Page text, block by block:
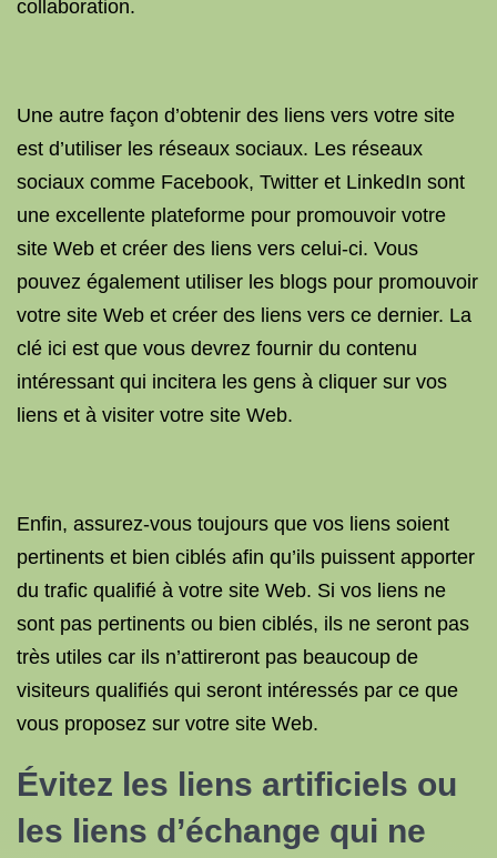
collaboration.
Une autre façon d’obtenir des liens vers votre site
est d’utiliser les réseaux sociaux. Les réseaux
sociaux comme Facebook, Twitter et LinkedIn sont
une excellente plateforme pour promouvoir votre
site Web et créer des liens vers celui-ci. Vous
pouvez également utiliser les blogs pour promouvoir
votre site Web et créer des liens vers ce dernier. La
clé ici est que vous devrez fournir du contenu
intéressant qui incitera les gens à cliquer sur vos
liens et à visiter votre site Web.
Enfin, assurez-vous toujours que vos liens soient
pertinents et bien ciblés afin qu’ils puissent apporter
du trafic qualifié à votre site Web. Si vos liens ne
sont pas pertinents ou bien ciblés, ils ne seront pas
très utiles car ils n’attireront pas beaucoup de
visiteurs qualifiés qui seront intéressés par ce que
vous proposez sur votre site Web.
Évitez les liens artificiels ou
les liens d’échange qui ne